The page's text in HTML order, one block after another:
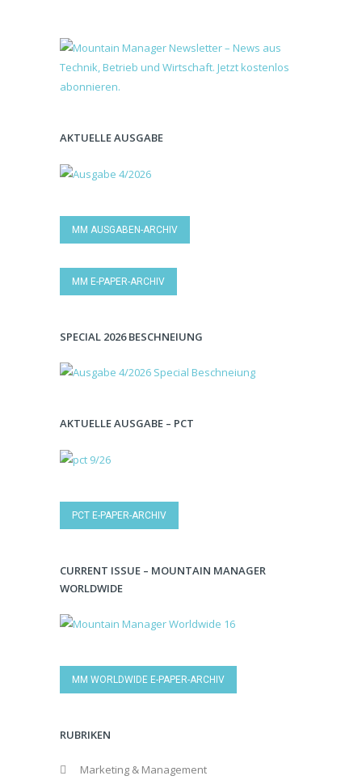
AKTUELLE AUSGABE
MM AUSGABEN-ARCHIV
MM E-PAPER-ARCHIV
SPECIAL 2026 BESCHNEIUNG
AKTUELLE AUSGABE – PCT
PCT E-PAPER-ARCHIV
CURRENT ISSUE – MOUNTAIN MANAGER
WORLDWIDE
MM WORLDWIDE E-PAPER-ARCHIV
RUBRIKEN
Marketing & Management